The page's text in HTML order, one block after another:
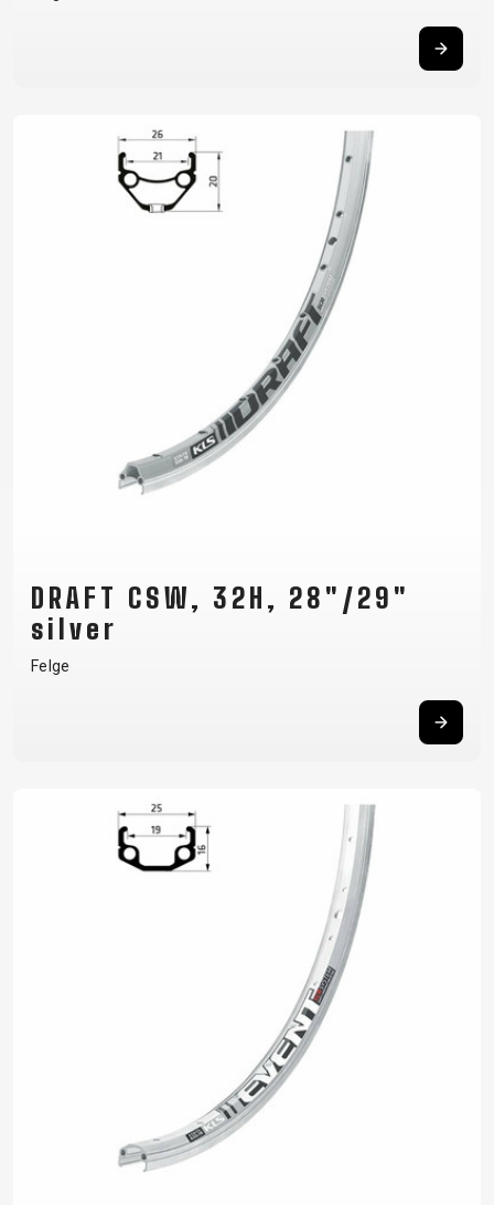
DRAFT CSW, 32H, 28"/29"
silver
Felge